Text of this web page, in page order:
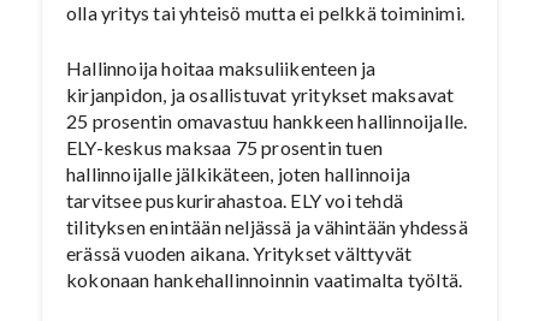
olla yritys tai yhteisö mutta ei pelkkä toiminimi.
Hallinnoija hoitaa maksuliikenteen ja
kirjanpidon, ja osallistuvat yritykset maksavat
25 prosentin omavastuu hankkeen hallinnoijalle.
ELY-keskus maksaa 75 prosentin tuen
hallinnoijalle jälkikäteen, joten hallinnoija
tarvitsee puskurirahastoa. ELY voi tehdä
tilityksen enintään neljässä ja vähintään yhdessä
erässä vuoden aikana. Yritykset välttyvät
kokonaan hankehallinnoinnin vaatimalta työltä.